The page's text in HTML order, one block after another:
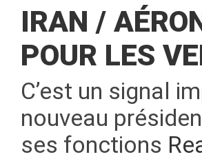
IRAN /
POUR LES
C’est un signal
nouveau
ses fonctions